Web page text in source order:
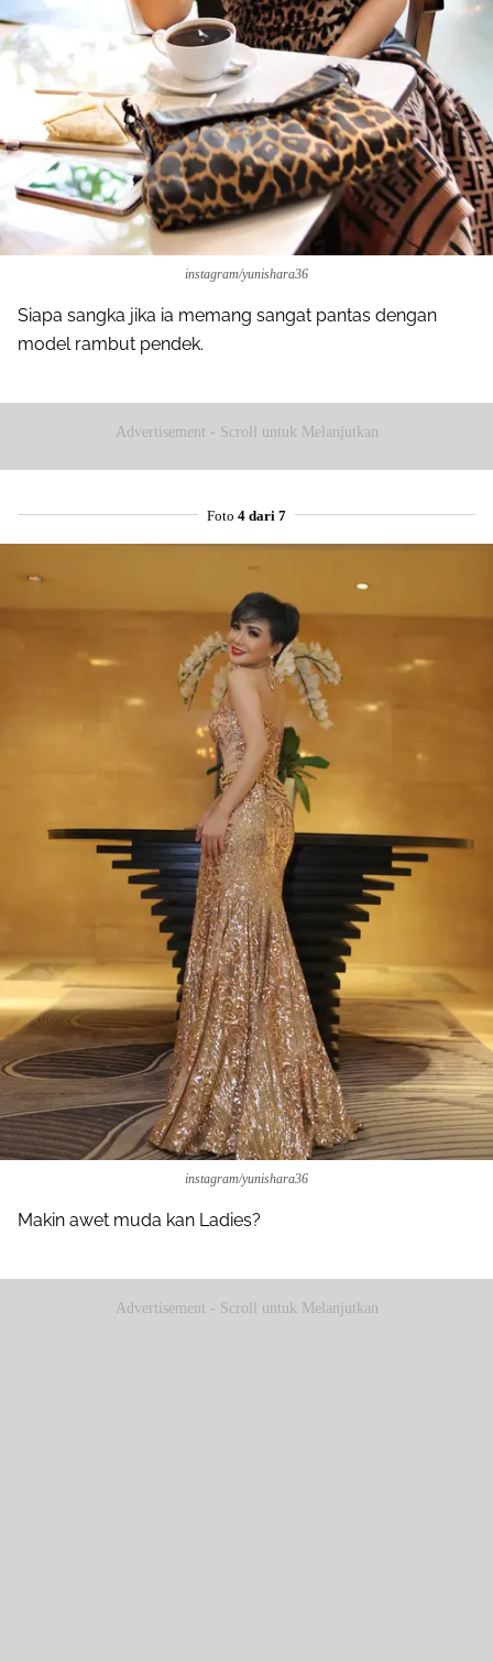
instagram/yunishara36
Siapa sangka jika ia memang sangat pantas dengan
model rambut pendek.
Advertisement - Scroll untuk Melanjutkan
Foto 4 dari 7
instagram/yunishara36
Makin awet muda kan Ladies?
Advertisement - Scroll untuk Melanjutkan